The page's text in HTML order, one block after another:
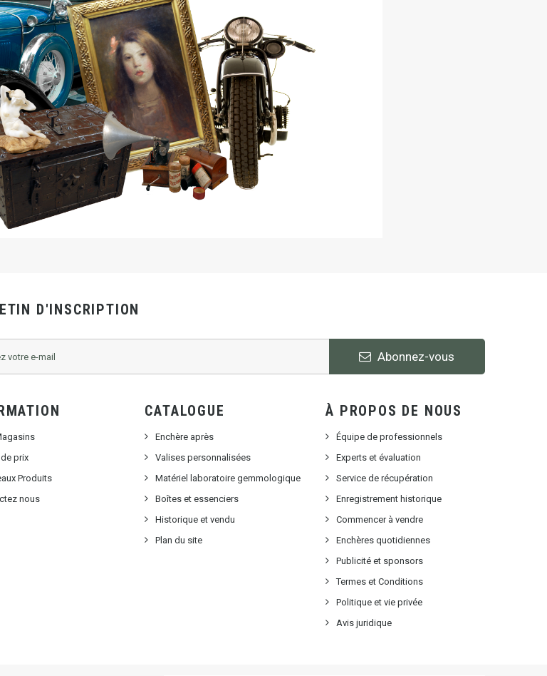
D'INSCRIPTION
Abonnez-vous
prix
Produits
nous
CATALOGUE
Enchère après
Valises personnalisées
Matériel laboratoire gemmologique
Boîtes et essenciers
Historique et vendu
Plan du site
À PROPOS DE NOUS
Équipe de professionnels
Experts et évaluation
Service de récupération
Enregistrement historique
Commencer à vendre
Enchères quotidiennes
Publicité et sponsors
Termes et Conditions
Politique et vie privée
Avis juridique